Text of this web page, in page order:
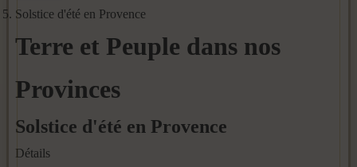
Solstice d'été en Provence
Terre et Peuple dans nos
Provinces
Solstice d'été en Provence
Détails